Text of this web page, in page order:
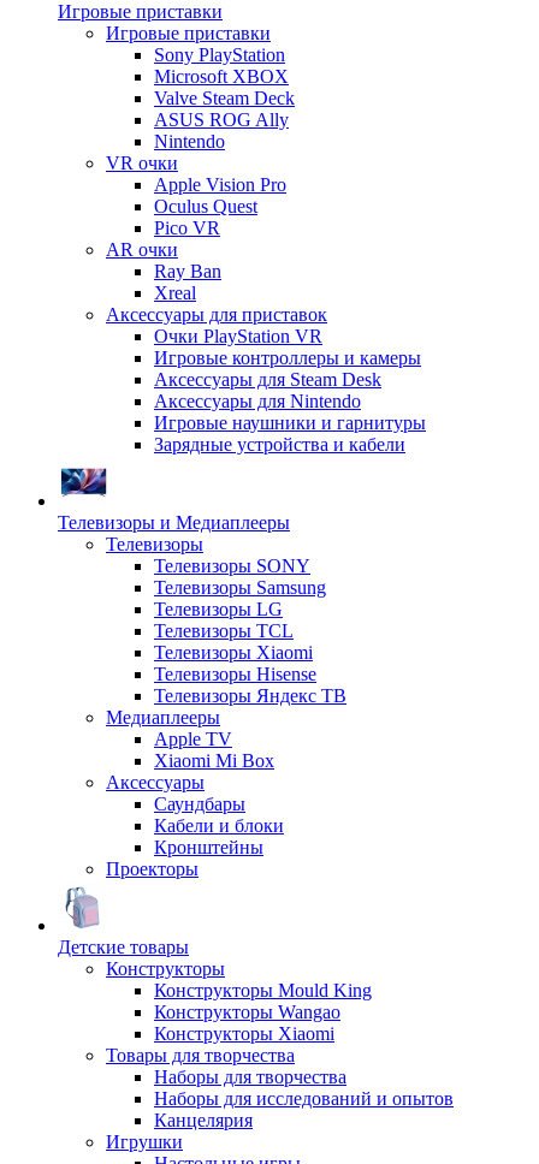
Игровые приставки
Игровые приставки
Sony PlayStation
Microsoft XBOX
Valve Steam Deck
ASUS ROG Ally
Nintendo
VR очки
Apple Vision Pro
Oculus Quest
Pico VR
AR очки
Ray Ban
Xreal
Аксессуары для приставок
Очки PlayStation VR
Игровые контроллеры и камеры
Аксессуары для Steam Desk
Аксессуары для Nintendo
Игровые наушники и гарнитуры
Зарядные устройства и кабели
Телевизоры и Медиаплееры
Телевизоры
Телевизоры SONY
Телевизоры Samsung
Телевизоры LG
Телевизоры TCL
Телевизоры Xiaomi
Телевизоры Hisense
Телевизоры Яндекс ТВ
Медиаплееры
Apple TV
Xiaomi Mi Box
Аксессуары
Саундбары
Кабели и блоки
Кронштейны
Проекторы
Детские товары
Конструкторы
Конструкторы Mould King
Конструкторы Wangao
Конструкторы Xiaomi
Товары для творчества
Наборы для творчества
Наборы для исследований и опытов
Канцелярия
Игрушки